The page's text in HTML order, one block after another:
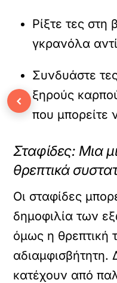
Ρίξτε τες στη
γκρανόλα
Συνδυάστε
ξηρούς
που μπορείτε
Σταφίδες: Μια
θρεπτικά
Οι σταφίδες
δημοφιλία των
όμως η θρεπτική
αδιαμφισβήτητη.
κατέχουν από
‹